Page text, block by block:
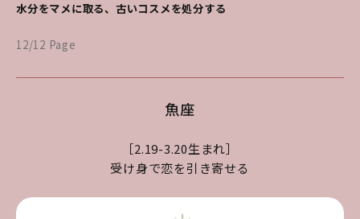
水分をマメに取る、古いコスメを処分する
12/12 Page
魚座
［2.19-3.20生まれ］
受け身で恋を引き寄せる